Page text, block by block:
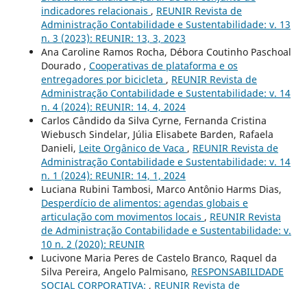
indicadores relacionais , REUNIR Revista de
Administração Contabilidade e Sustentabilidade: v. 13
n. 3 (2023): REUNIR: 13, 3, 2023
Ana Caroline Ramos Rocha, Débora Coutinho Paschoal
Dourado , Cooperativas de plataforma e os
entregadores por bicicleta , REUNIR Revista de
Administração Contabilidade e Sustentabilidade: v. 14
n. 4 (2024): REUNIR: 14, 4, 2024
Carlos Cândido da Silva Cyrne, Fernanda Cristina
Wiebusch Sindelar, Júlia Elisabete Barden, Rafaela
Danieli, Leite Orgânico de Vaca , REUNIR Revista de
Administração Contabilidade e Sustentabilidade: v. 14
n. 1 (2024): REUNIR: 14, 1, 2024
Luciana Rubini Tambosi, Marco Antônio Harms Dias,
Desperdício de alimentos: agendas globais e
articulação com movimentos locais , REUNIR Revista
de Administração Contabilidade e Sustentabilidade: v.
10 n. 2 (2020): REUNIR
Lucivone Maria Peres de Castelo Branco, Raquel da
Silva Pereira, Angelo Palmisano, RESPONSABILIDADE
SOCIAL CORPORATIVA: , REUNIR Revista de